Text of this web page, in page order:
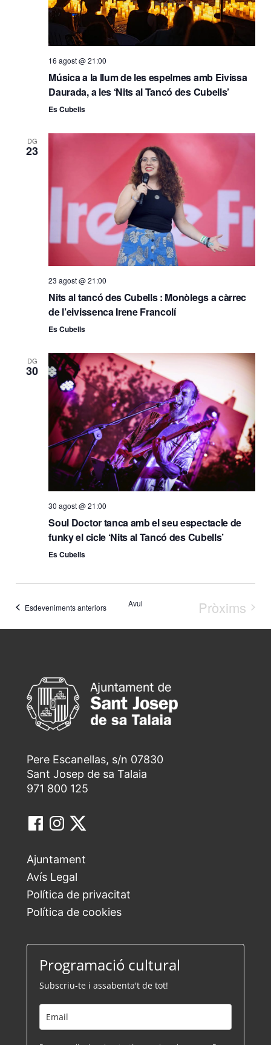
16 agost @ 21:00
Música a la llum de les espelmes amb Eivissa
Daurada, a les ‘Nits al Tancó des Cubells’
Es Cubells
DG
23
23 agost @ 21:00
Nits al tancó des Cubells : Monòlegs a càrrec
de l’eivissenca Irene Francolí
Es Cubells
DG
30
30 agost @ 21:00
Soul Doctor tanca amb el seu espectacle de
funky el cicle ‘Nits al Tancó des Cubells’
Es Cubells
Esdeveniments anteriors Avui
Pròxims
Pere Escanellas, s/n 07830
Sant Josep de sa Talaia
971 800 125
Ajuntament
Avís Legal
Política de privacitat
Política de cookies
Programació cultural
Subscriu-te i assabenta't de tot!